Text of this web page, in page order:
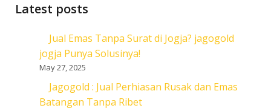
Latest posts
Jual Emas Tanpa Surat di Jogja? jagogold
jogja Punya Solusinya!
May 27, 2025
Jagogold : Jual Perhiasan Rusak dan Emas
Batangan Tanpa Ribet